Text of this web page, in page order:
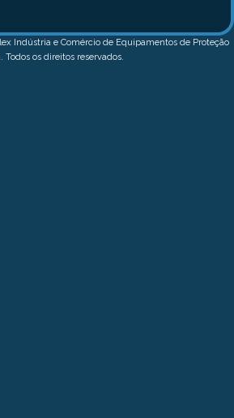
Indústria e Comércio de Equipamentos de Proteção
Todos os direitos reservados.